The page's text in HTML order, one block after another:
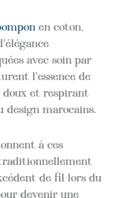
en coton,
avec soin par
l'essence de
doux et respirant
design marocains.
à ces
de fil lors du
devenir une